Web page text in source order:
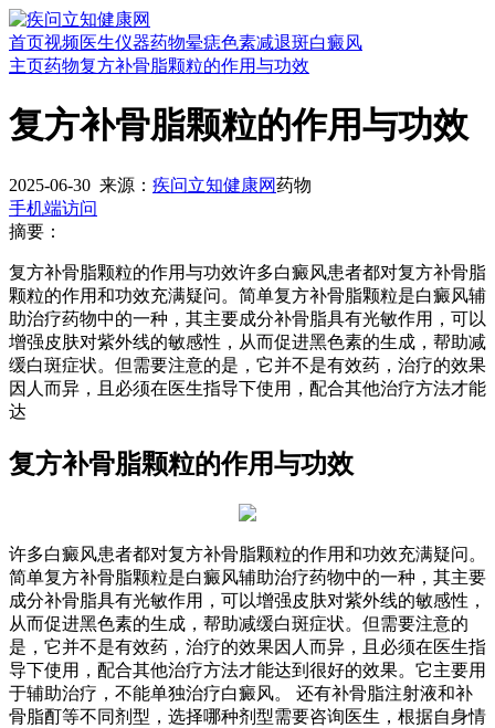
首页视频医生仪器药物晕痣色素减退斑白癜风
主页药物复方补骨脂颗粒的作用与功效
复方补骨脂颗粒的作用与功效
2025-06-30 来源： 疾问立知健康网药物
手机端访问
摘要：
复方补骨脂颗粒的作用与功效许多白癜风患者都对复方补骨脂
颗粒的作用和功效充满疑问。简单复方补骨脂颗粒是白癜风辅
助治疗药物中的一种，其主要成分补骨脂具有光敏作用，可以
增强皮肤对紫外线的敏感性，从而促进黑色素的生成，帮助减
缓白斑症状。但需要注意的是，它并不是有效药，治疗的效果
因人而异，且必须在医生指导下使用，配合其他治疗方法才能
达
复方补骨脂颗粒的作用与功效
许多白癜风患者都对复方补骨脂颗粒的作用和功效充满疑问。
简单复方补骨脂颗粒是白癜风辅助治疗药物中的一种，其主要
成分补骨脂具有光敏作用，可以增强皮肤对紫外线的敏感性，
从而促进黑色素的生成，帮助减缓白斑症状。但需要注意的
是，它并不是有效药，治疗的效果因人而异，且必须在医生指
导下使用，配合其他治疗方法才能达到很好的效果。它主要用
于辅助治疗，不能单独治疗白癜风。 还有补骨脂注射液和补
骨脂酊等不同剂型，选择哪种剂型需要咨询医生，根据自身情